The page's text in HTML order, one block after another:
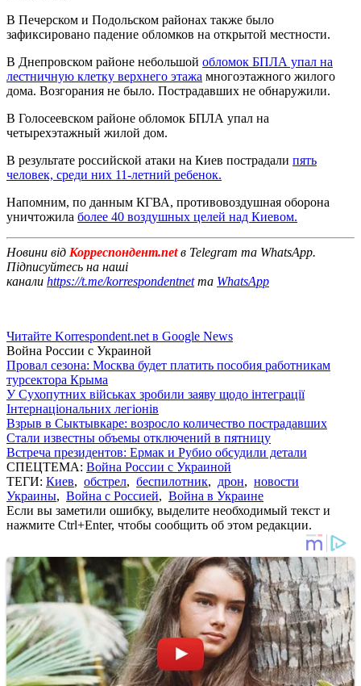
В Печерском и Подольском районах также было
зафиксировано падение обломков на открытой местности.
В Днепровском районе небольшой обломок БПЛА упал на
лестничную клетку верхнего этажа многоэтажного жилого
дома. Возгорания не было. Пострадавших не обнаружили.
В Голосеевском районе обломок БПЛА упал на
четырехэтажный жилой дом.
В результате российской атаки на Киев пострадали пять
человек, среди них 11-летний ребенок.
Напомним, по данным КГВА, противовоздушная оборона
уничтожила более 40 воздушных целей над Киевом.
Новини від Корреспондент.netв Telegram та WhatsApp.
Підписуйтесь на наші
канали https://t.me/korrespondentnetта WhatsApp
Читайте Korrespondent.net в Google News
Война России с Украиной
Провал сезона: Москва будет платить пособия работникам
турсектора Крыма
У Сухопутних військах зробили заяву щодо інтеграції
Інтернаціональних легіонів
Взрыв в Сыктывкаре: возросло количество пострадавших
Стали известны объемы отключений в пятницу
Встреча президентов: Ермак и Рубио обсудили детали
СПЕЦТЕМА: Война России с Украиной
ТЕГИ: Киев, обстрел, беспилотник, дрон, новости
Украины, Война с Россией, Война в Украине
Если вы заметили ошибку, выделите необходимый текст и
нажмите Ctrl+Enter, чтобы сообщить об этом редакции.